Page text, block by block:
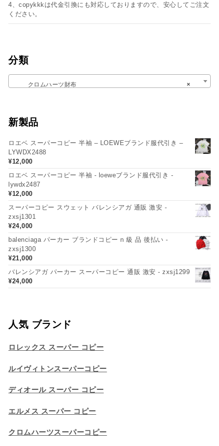
4、copykkkは代金引換にも対応しておりますので、安心してご注文
ください。
分類
×
クロムハーツ財布
新製品
ロエベ スーパーコピー 半袖 – LOEWEブランド服代引き –
LYWDX2488
¥12,000
ロエベ スーパーコピー 半袖 - loeweブランド服代引き -
lywdx2487
¥12,000
スーパーコピー スウェット バレンシアガ 通販 激安 -
zxsj1301
¥24,000
balenciaga パーカー ブランドコピー n 級 品 後払い -
zxsj1300
¥21,000
バレンシアガ パーカー スーパーコピー 通販 激安 - zxsj1299
¥24,000
人気 ブランド
ロレックス スーパー コピー
ルイヴィトンスーパーコピー
ディオール スーパー コピー
エルメス スーパー コピー
クロムハーツスーパーコピー